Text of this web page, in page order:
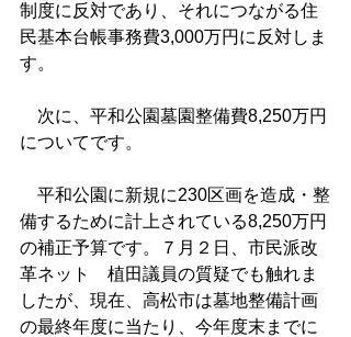
制度に反対であり、それにつながる住
民基本台帳事務費3,000万円に反対しま
す。
次に、平和公園墓園整備費8,250万円
についてです。
平和公園に新規に230区画を造成・整
備するために計上されている8,250万円
の補正予算です。７月２日、市民派改
革ネット　植田議員の質疑でも触れま
したが、現在、高松市は墓地整備計画
の最終年度に当たり、今年度末までに